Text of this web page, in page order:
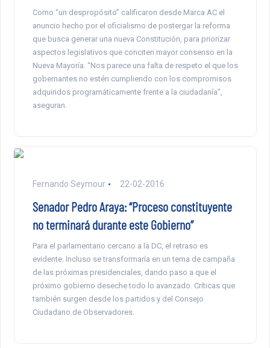
Como “un despropósito” calificaron desde Marca AC el
anuncio hecho por el oficialismo de postergar la reforma
que busca generar una nueva Constitución, para priorizar
aspectos legislativos que conciten mayor consenso en la
Nueva Mayoría. “Nos parece una falta de respeto el que los
gobernantes no estén cumpliendo con los compromisos
adquiridos programáticamente frente a la ciudadanía”,
aseguran.
Fernando Seymour 22-02-2016
Senador Pedro Araya: “Proceso constituyente
no terminará durante este Gobierno”
Para el parlamentario cercano a la DC, el retraso es
evidente. Incluso se transformaría en un tema de campaña
de las próximas presidenciales, dando paso a que el
próximo gobierno deseche todo lo avanzado. Críticas que
también surgen desde los partidos y del Consejo
Ciudadano de Observadores.